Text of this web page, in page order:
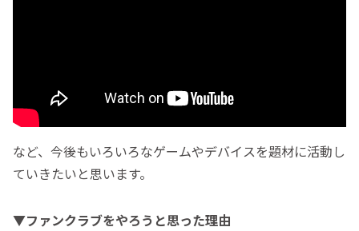
など、今後もいろいろなゲームやデバイスを題材に活動し
ていきたいと思います。
▼ファンクラブをやろうと思った理由